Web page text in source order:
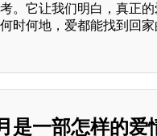
。它让我们明白，真正
时何地，爱都能找到回家
是一部怎样的爱